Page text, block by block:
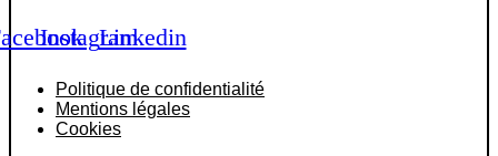
InstagramLinkedin
Politique de confidentialité
Mentions légales
Cookies